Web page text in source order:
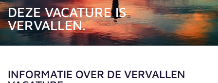
DEZE VACATURE IS
VERVALLEN.
INFORMATIE OVER DE VERVALLEN